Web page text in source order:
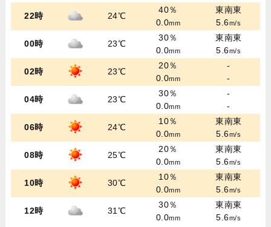
22時 24℃
40％
0.0mm
東南東
5.6m/s
00時 23℃
30％
0.0mm
東南東
5.6m/s
02時 23℃
20％
0.0mm
-
-
04時 23℃
30％
0.0mm
-
-
06時 24℃
10％
0.0mm
東南東
5.6m/s
08時 25℃
20％
0.0mm
東南東
5.6m/s
10時 30℃
10％
0.0mm
東南東
5.6m/s
12時 31℃
30％
0.0mm
東南東
5.6m/s